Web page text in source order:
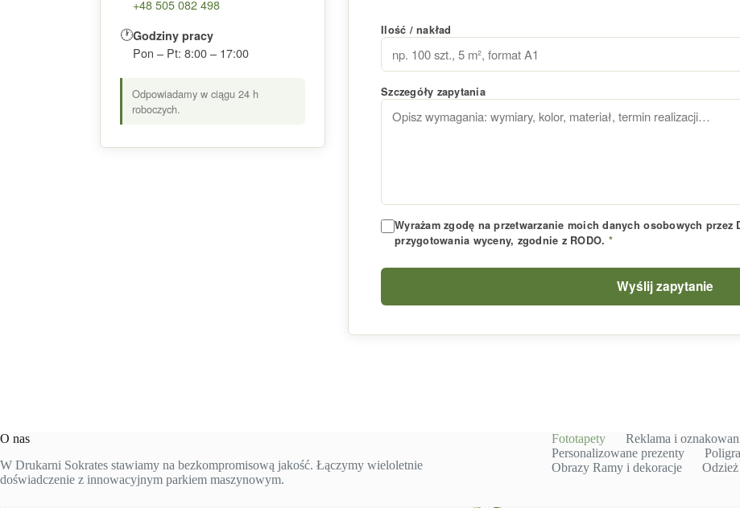
+48 505 082 498
🕐Godziny pracy
Pon – Pt: 8:00 – 17:00
Odpowiadamy w ciągu 24 h
roboczych.
Ilość / nakład
Szczegóły zapytania
Wyrażam zgodę na przetwarzanie moich danych osobowych przez
przygotowania wyceny, zgodnie z RODO. *
Wyślij zapytanie
O nas
W Drukarni Sokrates stawiamy na bezkompromisową jakość. Łączymy wieloletnie
doświadczenie z innowacyjnym parkiem maszynowym.
Fototapety Reklama i
Personalizowane prezenty
Obrazy Ramy i dekoracje